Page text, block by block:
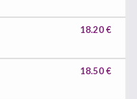
18.20 €
18.50 €